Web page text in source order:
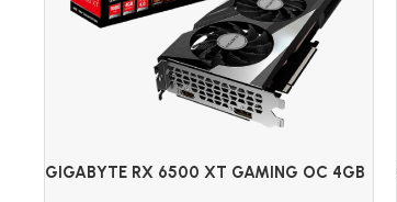
GIGABYTE RX 6500 XT GAMING OC 4GB